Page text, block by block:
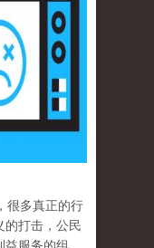
很多真正的行
的打击，公民